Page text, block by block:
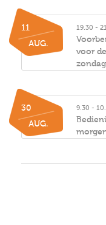
11
AUG.
19.30 -
voor
30
AUG.
9.30 -